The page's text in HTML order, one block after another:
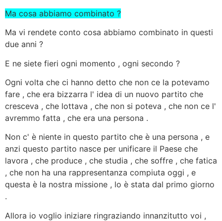
Ma cosa abbiamo combinato ?
Ma vi rendete conto cosa abbiamo combinato in questi
due anni ?
E ne siete fieri ogni momento , ogni secondo ?
Ogni volta che ci hanno detto che non ce la potevamo
fare , che era bizzarra l' idea di un nuovo partito che
cresceva , che lottava , che non si poteva , che non ce l'
avremmo fatta , che era una persona .
Non c' è niente in questo partito che è una persona , e
anzi questo partito nasce per unificare il Paese che
lavora , che produce , che studia , che soffre , che fatica
, che non ha una rappresentanza compiuta oggi , e
questa è la nostra missione , lo è stata dal primo giorno
.
Allora io voglio iniziare ringraziando innanzitutto voi ,